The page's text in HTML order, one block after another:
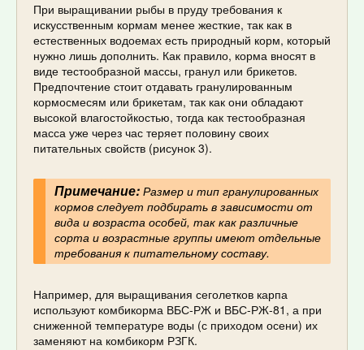
При выращивании рыбы в пруду требования к
искусственным кормам менее жесткие, так как в
естественных водоемах есть природный корм, который
нужно лишь дополнить. Как правило, корма вносят в
виде тестообразной массы, гранул или брикетов.
Предпочтение стоит отдавать гранулированным
кормосмесям или брикетам, так как они обладают
высокой влагостойкостью, тогда как тестообразная
масса уже через час теряет половину своих
питательных свойств (рисунок 3).
Примечание:Размер и тип гранулированных
кормов следует подбирать в зависимости от
вида и возраста особей, так как различные
сорта и возрастные группы имеют отдельные
требования к питательному составу.
Например, для выращивания сеголетков карпа
используют комбикорма ВБС-РЖ и ВБС-РЖ-81, а при
сниженной температуре воды (с приходом осени) их
заменяют на комбикорм РЗГК.